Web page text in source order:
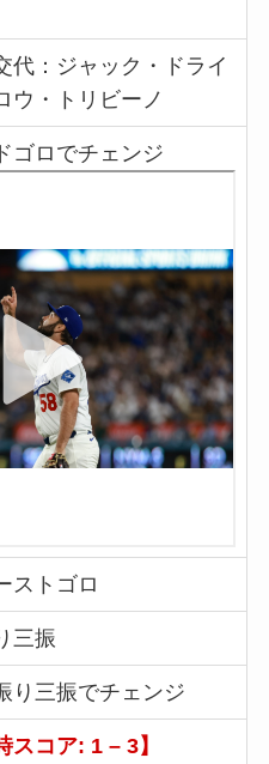
代：ジャック・ドライ
ウ・トリビーノ
ゴロでチェンジ
ストゴロ
三振
り三振でチェンジ
スコア: 1 – 3】